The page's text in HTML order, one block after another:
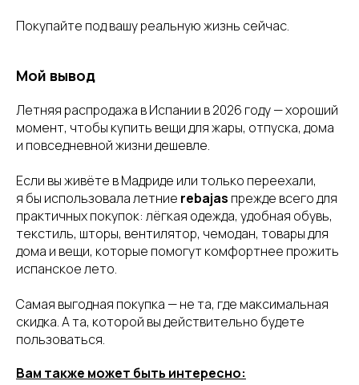
Покупайте под вашу реальную жизнь сейчас.
Мой вывод
Летняя распродажа в Испании в 2026 году — хороший
момент, чтобы купить вещи для жары, отпуска, дома
и повседневной жизни дешевле.
Если вы живёте в Мадриде или только переехали,
я бы использовала летние rebajas прежде всего для
практичных покупок: лёгкая одежда, удобная обувь,
текстиль, шторы, вентилятор, чемодан, товары для
дома и вещи, которые помогут комфортнее прожить
испанское лето.
Самая выгодная покупка — не та, где максимальная
скидка. А та, которой вы действительно будете
пользоваться.
Вам также может быть интересно: